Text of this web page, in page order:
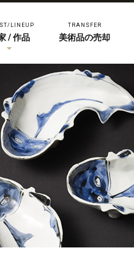
LINEUP
/ 作品
TRANSFER
美術品の売却